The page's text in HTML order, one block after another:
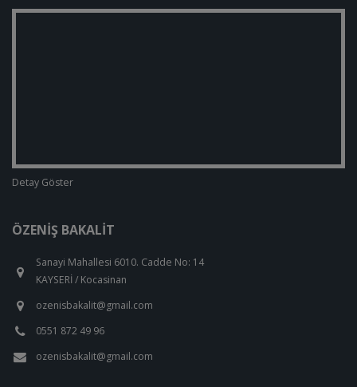
Detay Göster
ÖZENIŞ BAKALIT
Sanayi Mahallesi 6010. Cadde No: 14
KAYSERİ / Kocasinan
ozenisbakalit@gmail.com
0551 872 49 96
ozenisbakalit@gmail.com